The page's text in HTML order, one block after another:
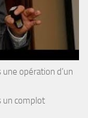
opération d’un
un complot